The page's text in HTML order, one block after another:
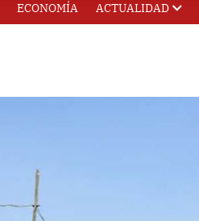
ECONOMÍA ACTUALIDAD